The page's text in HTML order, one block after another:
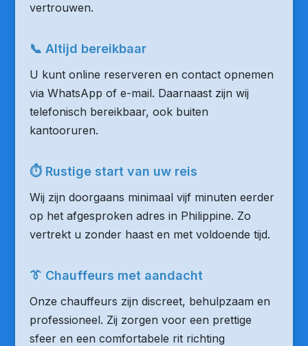
vertrouwen.
📞 Altijd bereikbaar
U kunt online reserveren en contact opnemen
via WhatsApp of e-mail. Daarnaast zijn wij
telefonisch bereikbaar, ook buiten
kantooruren.
⏱ Rustige start van uw reis
Wij zijn doorgaans minimaal vijf minuten eerder
op het afgesproken adres in Philippine. Zo
vertrekt u zonder haast en met voldoende tijd.
👔 Chauffeurs met aandacht
Onze chauffeurs zijn discreet, behulpzaam en
professioneel. Zij zorgen voor een prettige
sfeer en een comfortabele rit richting